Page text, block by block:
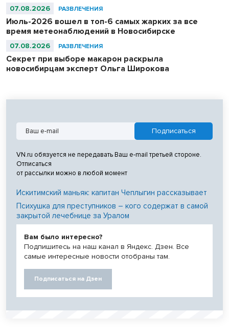
07.08.2026 РАЗВЛЕЧЕНИЯ
Июль-2026 вошел в топ-6 самых жарких за все
время метеонаблюдений в Новосибирске
07.08.2026 РАЗВЛЕЧЕНИЯ
Секрет при выборе макарон раскрыла
новосибирцам эксперт Ольга Широкова
VN.ru обязуется не передавать Ваш e-mail третьей стороне.
Отписаться
от рассылки можно в любой момент
Искитимский маньяк: капитан Чеплыгин рассказывает
Психушка для преступников – кого содержат в самой
закрытой лечебнице за Уралом
Вам было интересно?
Подпишитесь на наш канал в Яндекс. Дзен. Все
самые интересные новости отобраны там.
Подписаться на Дзен